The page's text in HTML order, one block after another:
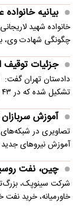
بیانیه خانواده
خانواده شهید
چگونگی شهادت وی، با
جزئیات
تشکیل شده که در ۴۳ پرونده، قرار جلب دادرسی صادر شده اس…
آموزش
تصاویری در
آموزش نیروهای
چین، نفت
شرکت سینوپک،
خاورمیانه، خرید